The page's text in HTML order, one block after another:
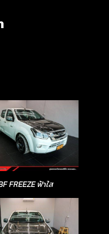
FREEZE ฟ้าใส